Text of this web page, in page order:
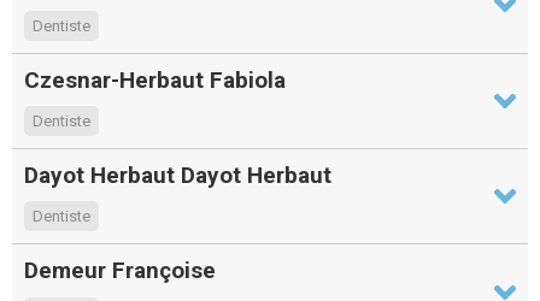
Dentiste
Czesnar-Herbaut Fabiola
Dentiste
Dayot Herbaut Dayot Herbaut
Dentiste
Demeur Françoise